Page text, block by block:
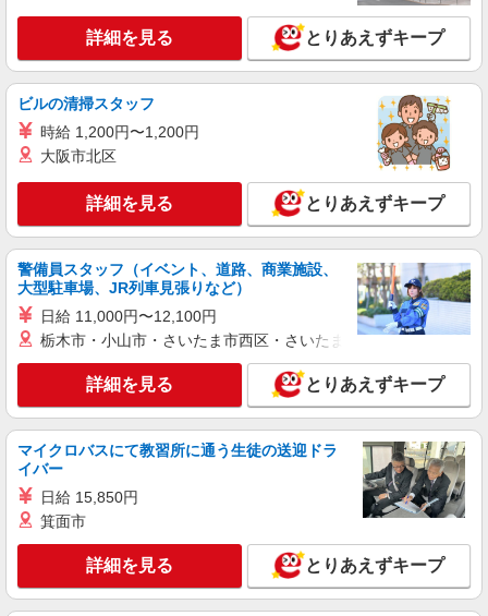
詳細を見る とりあえずキープ
ビルの清掃スタッフ
時給 1,200円〜1,200円
大阪市北区
詳細を見る とりあえずキープ
警備員スタッフ（イベント、道路、商業施設、
大型駐車場、JR列車見張りなど）
日給 11,000円〜12,100円
栃木市・小山市・さいたま市西区・さいたま市岩槻区・久喜市・
詳細を見る とりあえずキープ
マイクロバスにて教習所に通う生徒の送迎ドラ
イバー
日給 15,850円
箕面市
詳細を見る とりあえずキープ